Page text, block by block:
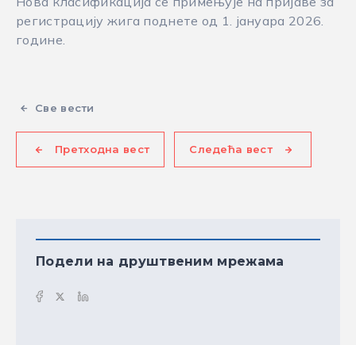
регистрацију жига поднете од 1. јануара 2026.
године.
Све вести
Претходна вест Следећа вест
Подели на друштвеним мрежама